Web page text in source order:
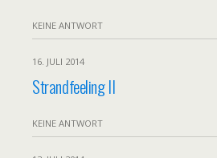
KEINE ANTWORT
16. JULI 2014
Strandfeeling II
KEINE ANTWORT